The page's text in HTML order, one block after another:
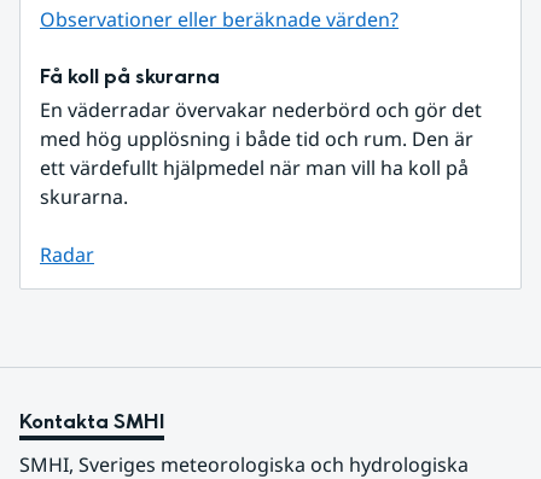
Observationer eller beräknade värden?
Få koll på skurarna
En väderradar övervakar nederbörd och gör det
med hög upplösning i både tid och rum. Den är
ett värdefullt hjälpmedel när man vill ha koll på
skurarna.
Radar
Kontakta SMHI
SMHI, Sveriges meteorologiska och hydrologiska